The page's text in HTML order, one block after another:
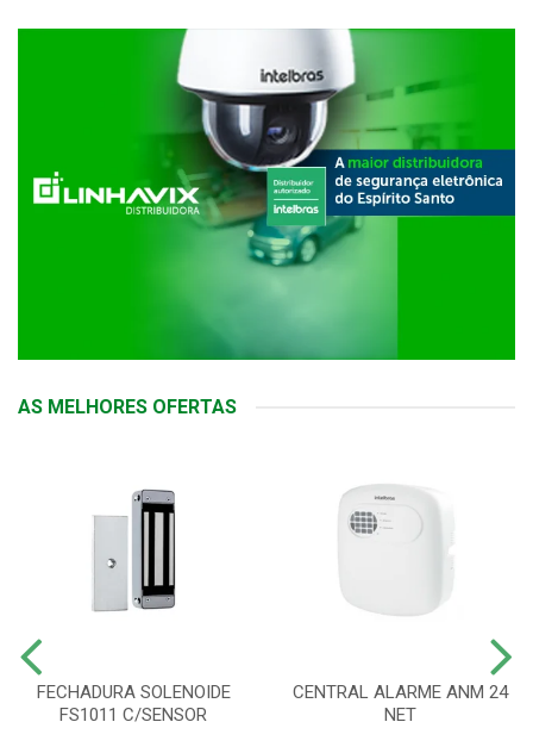
AS MELHORES OFERTAS
FECHADURA SOLENOIDE
FS1011 C/SENSOR
CENTRAL ALARME ANM 24
NET